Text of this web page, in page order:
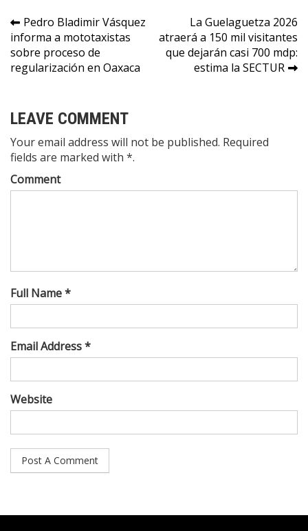
Navegación
de
entradas
Pedro Bladimir Vásquez
informa a mototaxistas
sobre proceso de
regularización en Oaxaca
La Guelaguetza 2026
atraerá a 150 mil visitantes
que dejarán casi 700 mdp:
estima la SECTUR
LEAVE COMMENT
Your email address will not be published. Required
fields are marked with *.
Comment
Full Name *
Email Address *
Website